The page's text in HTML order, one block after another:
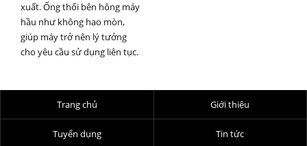
xuất. Ống thổi bên hông máy
hầu như không hao mòn,
giúp máy trở nên lý tưởng
cho yêu cầu sử dụng liên tục.
Trang chủ Giới thiệu
Tuyển dụng Tin tức